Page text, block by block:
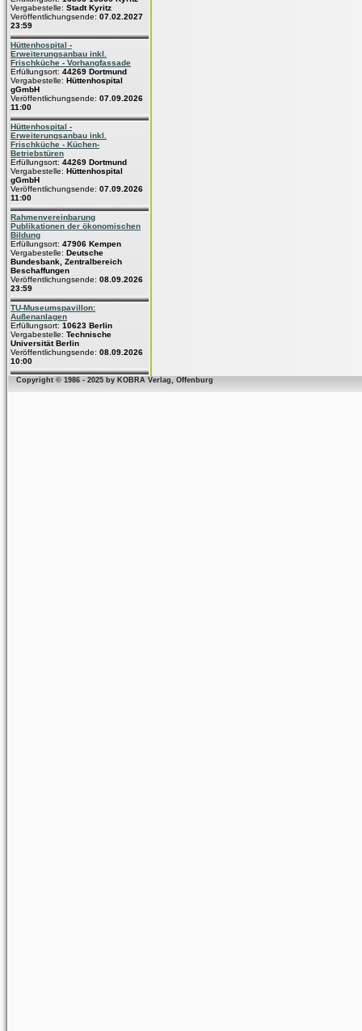
Vergabestelle: Stadt Kyritz
Veröffentlichungsende: 07.02.2027
23:59
Hüttenhospital -
Erweiterungsanbau inkl.
Frischküche - Vorhangfassade
Erfüllungsort: 44269 Dortmund
Vergabestelle: Hüttenhospital
gGmbH
Veröffentlichungsende: 07.09.2026
11:00
Hüttenhospital -
Erweiterungsanbau inkl.
Frischküche - Küchen-
Betriebstüren
Erfüllungsort: 44269 Dortmund
Vergabestelle: Hüttenhospital
gGmbH
Veröffentlichungsende: 07.09.2026
11:00
Rahmenvereinbarung
Publikationen der ökonomischen
Bildung
Erfüllungsort: 47906 Kempen
Vergabestelle: Deutsche
Bundesbank, Zentralbereich
Beschaffungen
Veröffentlichungsende: 08.09.2026
23:59
TU-Museumspavillon:
Außenanlagen
Erfüllungsort: 10623 Berlin
Vergabestelle: Technische
Universität Berlin
Veröffentlichungsende: 08.09.2026
10:00
Copyright © 1986 - 2025 by KOBRA Verlag, Offenburg